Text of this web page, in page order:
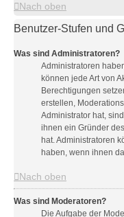
Nach oben
Benutzer-Stufen und
Was sind Administratoren?
Administratoren
können jede Art von
Berechtigungen
erstellen,
Administrator hat,
ihnen ein Gründer
hat. Administratoren
haben, wenn ihnen
Nach oben
Was sind Moderatoren?
Die Aufgabe der